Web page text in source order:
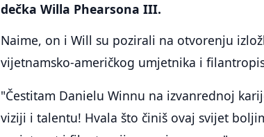
dečka Willa Phearsona III.
Naime, on i Will su pozirali na otvorenju
vijetnamsko-američkog umjetnika i
"Čestitam Danielu Winnu na izvanrednoj
viziji i talentu! Hvala što činiš ovaj svijet